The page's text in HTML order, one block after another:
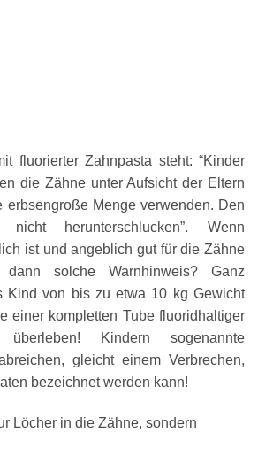
fluorierter Zahnpasta steht: “Kinder
die Zähne unter Aufsicht der Eltern
erbsengroße Menge verwenden. Den
nicht herunterschlucken”. Wenn
ist und angeblich gut für die Zähne
solche Warnhinweis? Ganz
Kind von bis zu etwa 10 kg Gewicht
einer kompletten Tube fluoridhaltiger
Kindern sogenannte
gleicht einem Verbrechen,
bezeichnet werden kann!
Löcher in die Zähne, sondern